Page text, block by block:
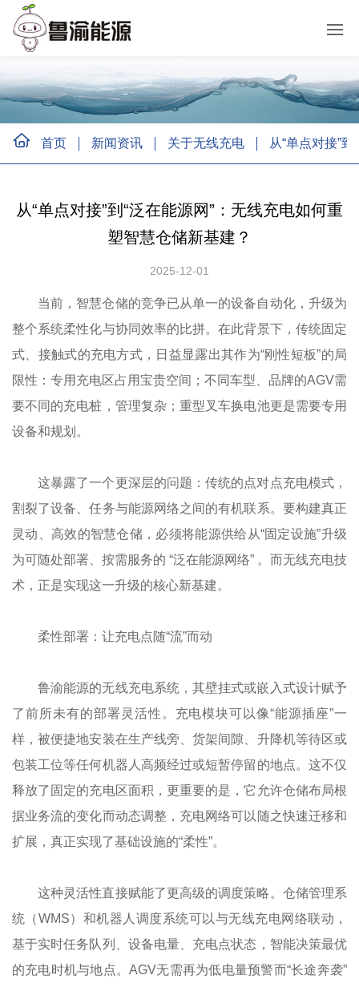
首页 新闻资讯 关于无线充电 从“单点对接”
从“单点对接”到“泛在能源网”：无线充电如何重
塑智慧仓储新基建？
2025-12-01
当前，智慧仓储的竞争已从单一的设备自动化，升级为
整个系统柔性化与协同效率的比拼。在此背景下，传统固定
式、接触式的充电方式，日益显露出其作为“刚性短板”的局
限性：专用充电区占用宝贵空间；不同车型、品牌的AGV需
要不同的充电桩，管理复杂；重型叉车换电池更是需要专用
设备和规划。
这暴露了一个更深层的问题：传统的点对点充电模式，
割裂了设备、任务与能源网络之间的有机联系。要构建真正
灵动、高效的智慧仓储，必须将能源供给从“固定设施”升级
为可随处部署、按需服务的 “泛在能源网络” 。而无线充电技
术，正是实现这一升级的核心新基建。
柔性部署：让充电点随“流”而动
鲁渝能源的无线充电系统，其壁挂式或嵌入式设计赋予
了前所未有的部署灵活性。充电模块可以像“能源插座”一
样，被便捷地安装在生产线旁、货架间隙、升降机等待区或
包装工位等任何机器人高频经过或短暂停留的地点。这不仅
释放了固定的充电区面积，更重要的是，它允许仓储布局根
据业务流的变化而动态调整，充电网络可以随之快速迁移和
扩展，真正实现了基础设施的“柔性”。
这种灵活性直接赋能了更高级的调度策略。仓储管理系
统（WMS）和机器人调度系统可以与无线充电网络联动，
基于实时任务队列、设备电量、充电点状态，智能决策最优
的充电时机与地点。AGV无需再为低电量预警而“长途奔袭”